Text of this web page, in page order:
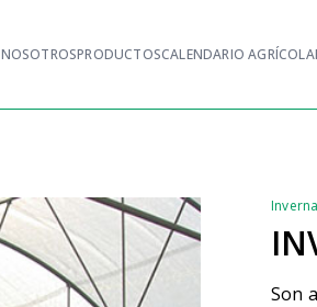
NOSOTROSPRODUCTOSCALENDARIO AGRÍCOLA
Son